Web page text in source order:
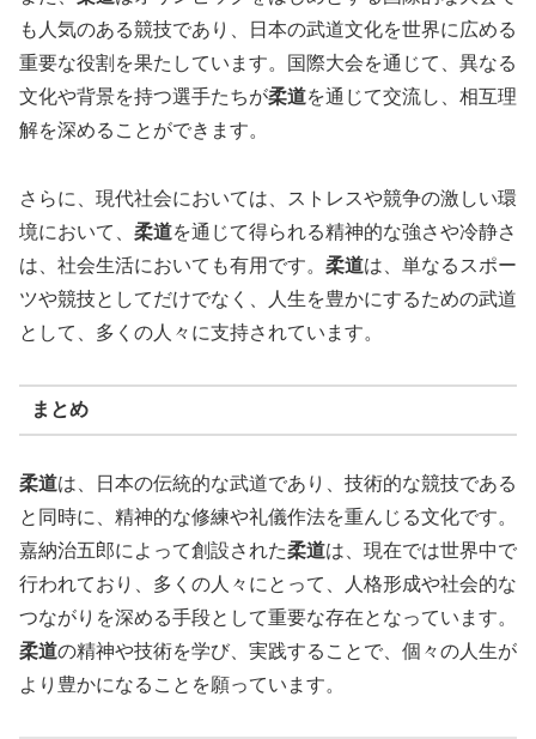
も人気のある競技であり、日本の武道文化を世界に広める
重要な役割を果たしています。国際大会を通じて、異なる
文化や背景を持つ選手たちが柔道を通じて交流し、相互理
解を深めることができます。
さらに、現代社会においては、ストレスや競争の激しい環
境において、 柔道を通じて得られる精神的な強さや冷静さ
は、社会生活においても有用です。 柔道は、単なるスポー
ツや競技としてだけでなく、人生を豊かにするための武道
として、多くの人々に支持されています。
まとめ
柔道は、日本の伝統的な武道であり、技術的な競技である
と同時に、精神的な修練や礼儀作法を重んじる文化です。
嘉納治五郎によって創設された柔道は、現在では世界中で
行われており、多くの人々にとって、人格形成や社会的な
つながりを深める手段として重要な存在となっています。
柔道の精神や技術を学び、実践することで、個々の人生が
より豊かになることを願っています。